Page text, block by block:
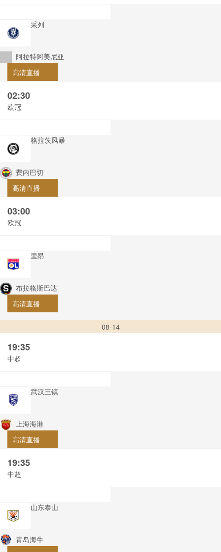
采列
阿拉特阿美尼亚
高清直播
02:30
欧冠
格拉茨风暴
费内巴切
高清直播
03:00
欧冠
里昂
布拉格斯巴达
高清直播
08-14
19:35
中超
武汉三镇
上海海港
高清直播
19:35
中超
山东泰山
青岛海牛